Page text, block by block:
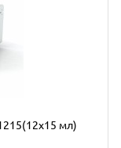
мл)